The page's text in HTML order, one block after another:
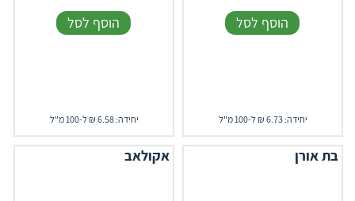
הוסף לסל
יחידה: 6.73 ₪ ל-100 מ"ל
הוסף לסל
יחידה: 6.58 ₪ ל-100 מ"ל
בת אורן אקולאב